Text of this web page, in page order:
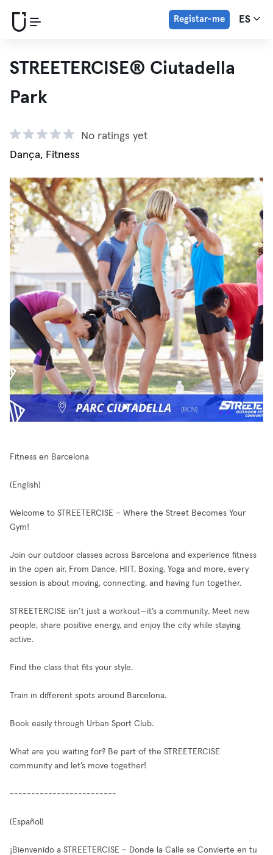
Registar-me ES
STREETERCISE®️ Ciutadella
Park
No ratings yet
Dança, Fitness
Fitness en Barcelona
(English)
Welcome to STREETERCISE – Where the Street Becomes Your
Gym!
Join our outdoor classes across Barcelona and experience fitness
in the open air. From Dance, HIIT, Boxing, Yoga and more, every
session is about moving, connecting, and having fun together.
STREETERCISE isn’t just a workout—it’s a community. Meet new
people, share positive energy, and enjoy the city while staying
active.
Find the class that fits your style.
Train in different spots around Barcelona.
Book easily through Urban Sport Club.
What are you waiting for? Be part of the STREETERCISE
community and let’s move together!
-------------------------
(Español)
¡Bienvenido a STREETERCISE – Donde la Calle se Convierte en tu